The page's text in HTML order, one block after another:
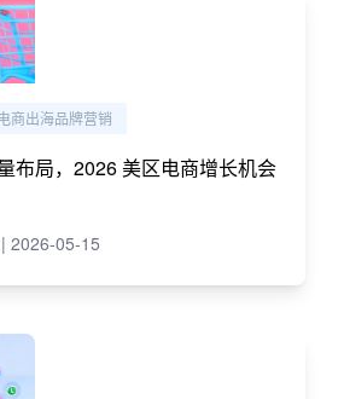
商出海品牌营销
布局，2026 美区电商增长机会
2026-05-15